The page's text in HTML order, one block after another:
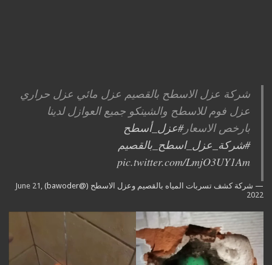
شركة عزل الاسطح بالقصيم عزل مائي عزل حراري
عزل فوم للاسطح والشينكو جميع العوازل لدينا
بارخص الاسعار#عزل_أسطح
#شركة_عزل_اسطح_بالقصيم
pic.twitter.com/LmjO3UY1Am
— شركة كشف تسربات المياه بالقصيم وعزل الاسطح (@bawoder)
June 21,
2022